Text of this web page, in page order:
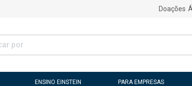
Doações
ENSINO EINSTEIN PARA EMPRESAS